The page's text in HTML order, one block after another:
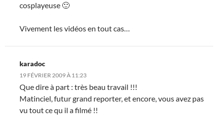
cosplayeuse 🙂
Vivement les vidéos en tout cas…
karadoc
19 FÉVRIER 2009 À 11:23
Que dire à part : très beau travail !!!
Matinciel, futur grand reporter, et encore, vous avez pas
vu tout ce qu il a filmé !!